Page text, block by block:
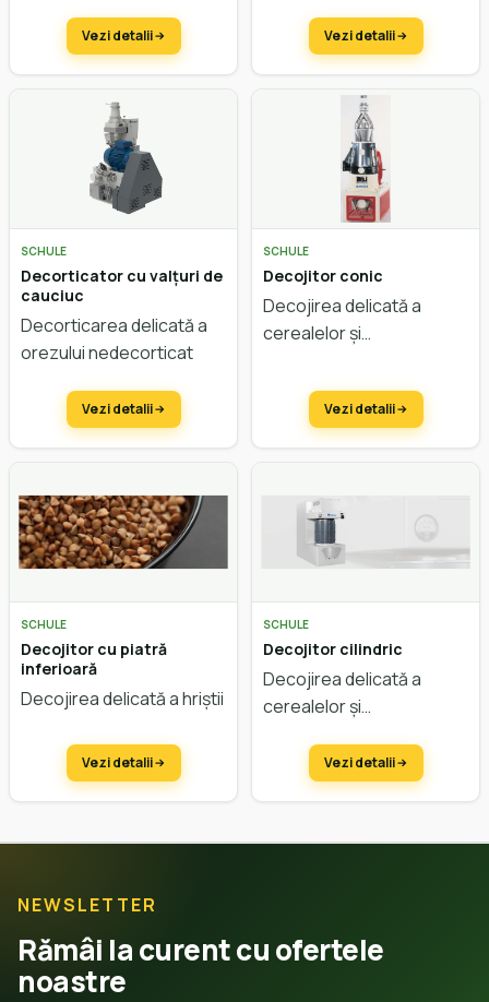
Vezi detalii
a hriștii și a cânepei
Vezi detalii
SCHULE
Decorticator cu valțuri de
cauciuc
Decorticarea delicată a
orezului nedecorticat
Vezi detalii
SCHULE
Decojitor conic
Decojirea delicată a
cerealelor și
Vezi detalii
SCHULE
Decojitor cu piatră
inferioară
Decojirea delicată a hriștii
Vezi detalii
SCHULE
Decojitor cilindric
Decojirea delicată a
cerealelor și
Vezi detalii
NEWSLETTER
Rămâi la curent cu ofertele
noastre